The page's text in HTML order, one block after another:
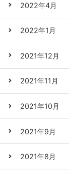
2022年4月
2022年1月
2021年12月
2021年11月
2021年10月
2021年9月
2021年8月